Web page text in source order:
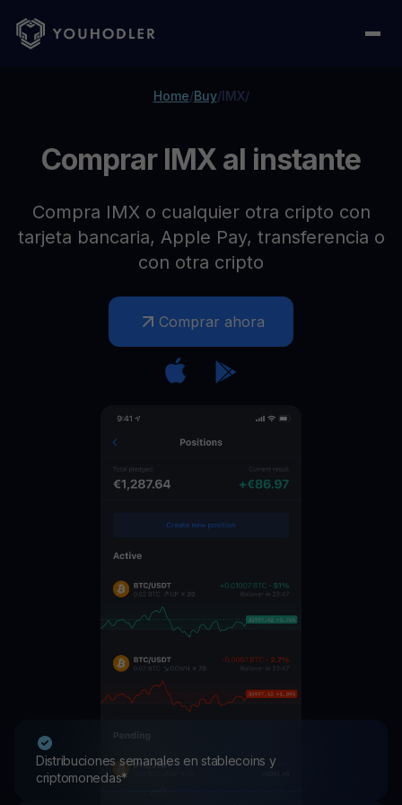
Home/Buy/IMX/
Comprar IMX al instante
Compra IMX o cualquier otra cripto con
tarjeta bancaria, Apple Pay, transferencia o
con otra cripto
Comprar ahora
Distribuciones semanales en stablecoins y
criptomonedas*